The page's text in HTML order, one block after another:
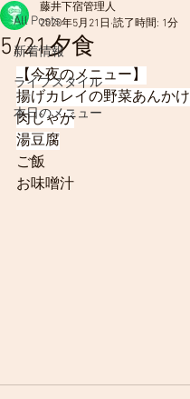
All Posts
新着情報
ライフスタイル
本日のメニュー
5/21夕食
藤井下宿管理人
2020年5月21日 読了時間: 1分
【今夜のメニュー】
揚げカレイの野菜あんかけ
肉じゃが
湯豆腐
ご飯
お味噌汁